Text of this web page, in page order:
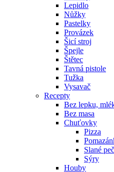
Lepidlo
Nůžky
Pastelky
Provázek
Šicí stroj
Špejle
Štětec
Tavná pistole
Tužka
Vysavač
Recepty
Bez lepku,
Bez masa
Chuťovky
Pizza
Slané
Sýry
Houby